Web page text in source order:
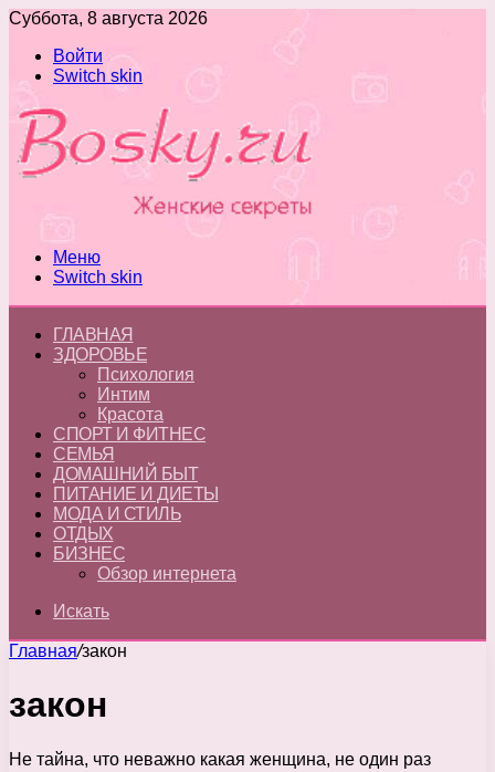
Суббота, 8 августа 2026
Войти
Switch skin
Меню
Switch skin
ГЛАВНАЯ
ЗДОРОВЬЕ
Психология
Интим
Красота
СПОРТ И ФИТНЕС
СЕМЬЯ
ДОМАШНИЙ БЫТ
ПИТАНИЕ И ДИЕТЫ
МОДА И СТИЛЬ
ОТДЫХ
БИЗНЕС
Обзор интернета
Искать
Главная/закон
закон
Не тайна, что неважно какая женщина, не один раз